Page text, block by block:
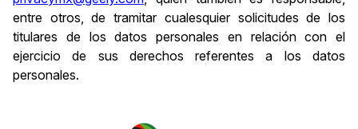
entre otros, de tramitar cualesquier solicitudes de los
titulares de los datos personales en relación con el
ejercicio de sus derechos referentes a los datos
personales.